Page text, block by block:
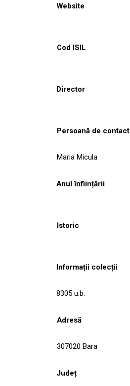
Website
Cod ISIL
Director
Persoană de contact
Maria Micula
Anul înființării
Istoric
Informații colecții
8305 u.b.
Adresă
307020 Bara
Județ